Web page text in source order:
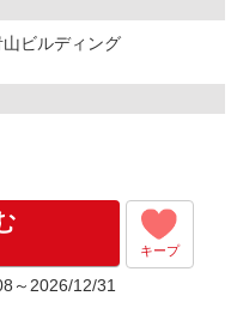
ビルディング
キープ
～2026/12/31